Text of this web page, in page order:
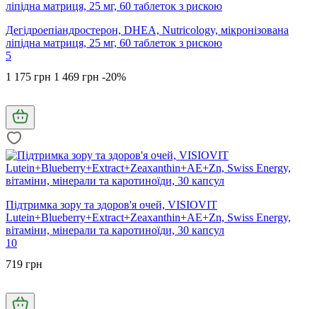
Дегідроепіандростерон, DHEA, Nutricology, мікронізована
ліпідна матриця, 25 мг, 60 таблеток з рискою
5
1 175 грн 1 469 грн -20%
Підтримка зору та здоров'я очей, VISIOVIT
Lutein+Blueberry+Extract+Zeaxanthin+AE+Zn, Swiss Energy,
вітаміни, мінерали та каротиноїди, 30 капсул
10
719 грн